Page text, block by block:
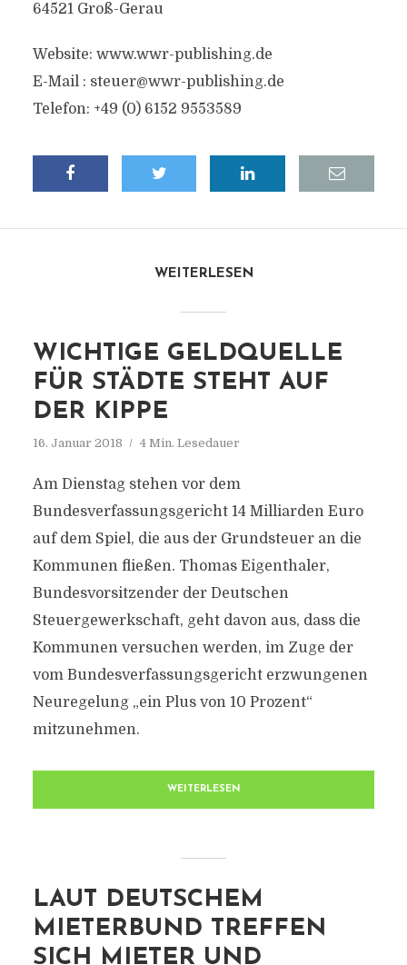
64521 Groß-Gerau
Website: www.wwr-publishing.de
E-Mail : steuer@wwr-publishing.de
Telefon: +49 (0) 6152 9553589
WEITERLESEN
WICHTIGE GELDQUELLE
FÜR STÄDTE STEHT AUF
DER KIPPE
16. Januar 2018 4 Min. Lesedauer
Am Dienstag stehen vor dem
Bundesverfassungsgericht 14 Milliarden Euro
auf dem Spiel, die aus der Grundsteuer an die
Kommunen fließen. Thomas Eigenthaler,
Bundesvorsitzender der Deutschen
Steuergewerkschaft, geht davon aus, dass die
Kommunen versuchen werden, im Zuge der
vom Bundesverfassungsgericht erzwungenen
Neuregelung „ein Plus von 10 Prozent“
mitzunehmen.
WEITERLESEN
LAUT DEUTSCHEM
MIETERBUND TREFFEN
SICH MIETER UND